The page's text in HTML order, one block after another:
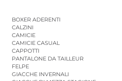
BOXER ADERENTI
CALZINI
CAMICIE
CAMICIE CASUAL
CAPPOTTI
PANTALONE DA TAILLEUR
FELPE
GIACCHE INVERNALI